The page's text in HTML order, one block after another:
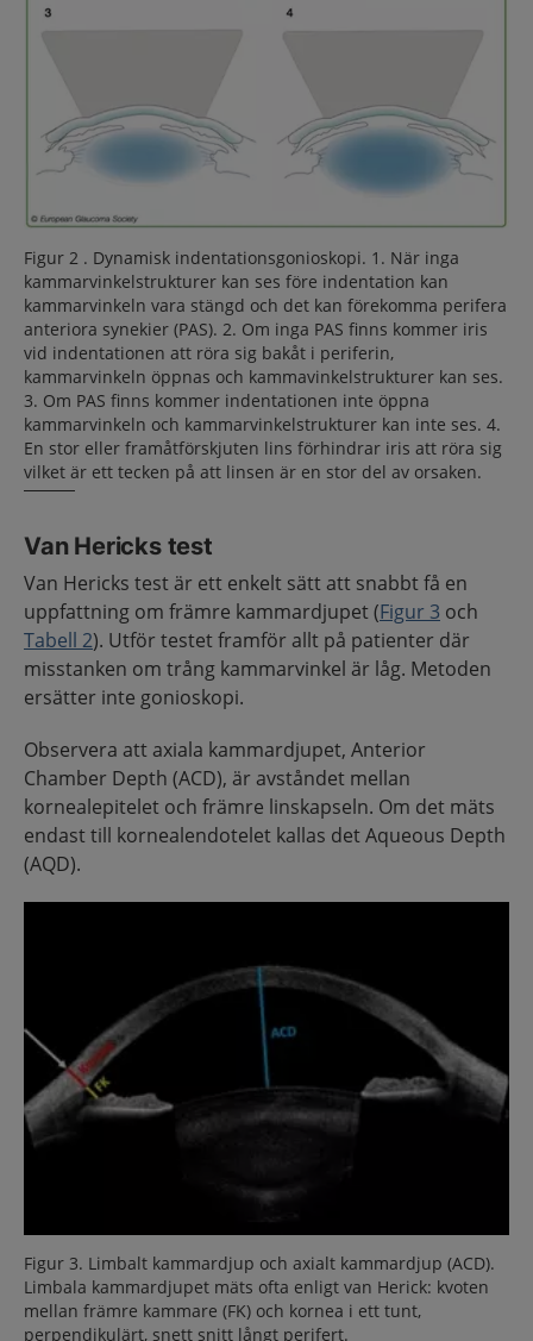
Figur 2 . Dynamisk indentationsgonioskopi. 1. När inga
kammarvinkelstrukturer kan ses före indentation kan
kammarvinkeln vara stängd och det kan förekomma perifera
anteriora synekier (PAS). 2. Om inga PAS finns kommer iris
vid indentationen att röra sig bakåt i periferin,
kammarvinkeln öppnas och kammavinkelstrukturer kan ses.
3. Om PAS finns kommer indentationen inte öppna
kammarvinkeln och kammarvinkelstrukturer kan inte ses. 4.
En stor eller framåtförskjuten lins förhindrar iris att röra sig
vilket är ett tecken på att linsen är en stor del av orsaken.
Van Hericks test
Van Hericks test är ett enkelt sätt att snabbt få en
uppfattning om främre kammardjupet (Figur 3 och
Tabell 2). Utför testet framför allt på patienter där
misstanken om trång kammarvinkel är låg. Metoden
ersätter inte gonioskopi.
Observera att axiala kammardjupet, Anterior
Chamber Depth (ACD), är avståndet mellan
kornealepitelet och främre linskapseln. Om det mäts
endast till kornealendotelet kallas det Aqueous Depth
(AQD).
Figur 3. Limbalt kammardjup och axialt kammardjup (ACD).
Limbala kammardjupet mäts ofta enligt van Herick: kvoten
mellan främre kammare (FK) och kornea i ett tunt,
perpendikulärt, snett snitt långt perifert.